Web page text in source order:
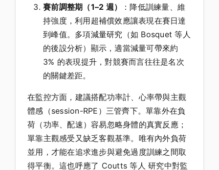
賽前調整期（1–2 週）
：降低訓練量、維
持強度，利用超補償效應讓表現在賽日達
到峰值。多項減量研究（如 Bosquet 等人
的後設分析）顯示，適當減量可帶來約
3% 的表現提升，對競賽而言往往是名次
的關鍵差距。
在監控方面，建議搭配功率計、心率帶與主觀
體感（session-RPE）三管齊下。單靠外在負
荷（功率、配速）容易忽略身體的真實反應；
單靠主觀感受又缺乏客觀基準。唯有內外負荷
並用，才能在追求進步與避免過度訓練之間取
得平衡。這也呼應了 Coutts 等人 研究中對監